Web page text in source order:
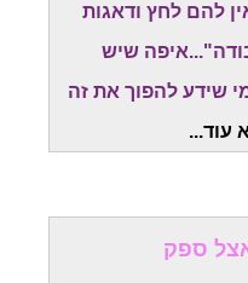
להם לחץ ודאגות
שיש
שידע להפוך את זה
עוד...
ספק